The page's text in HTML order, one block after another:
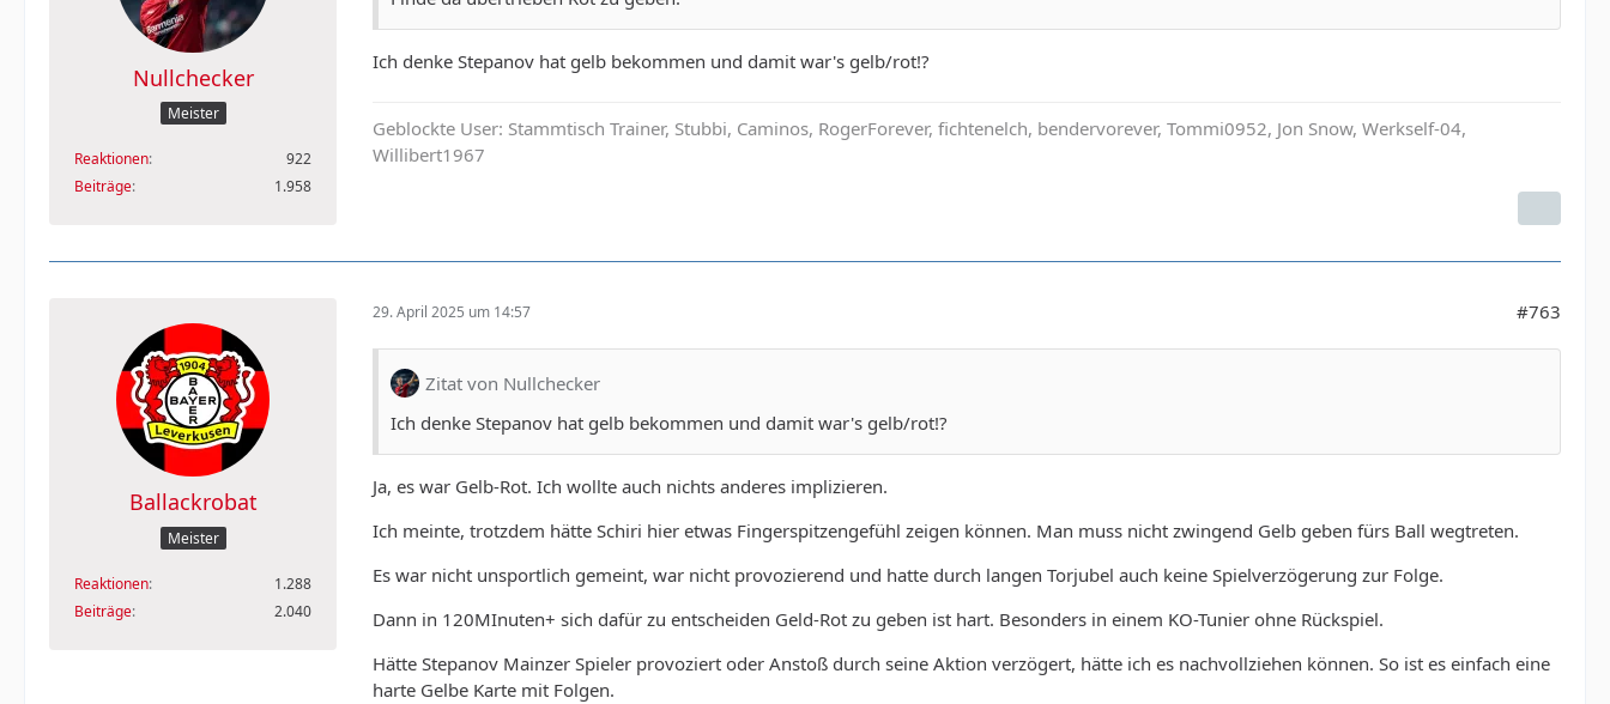
Nullchecker
Meister
Reaktionen
922
Beiträge
1.958
Ich denke Stepanov hat gelb bekommen und damit war's gelb/rot!?
Geblockte User: Stammtisch Trainer, Stubbi, Caminos, RogerForever, fichtenelch, bendervorever, Tommi0952, Jon Snow, Werkself-04,
Willibert1967
Ballackrobat
Meister
Reaktionen
1.288
Beiträge
2.040
29. April 2025 um 14:57 #763
Zitat von Nullchecker
Ich denke Stepanov hat gelb bekommen und damit war's gelb/rot!?
Ja, es war Gelb-Rot. Ich wollte auch nichts anderes implizieren.
Ich meinte, trotzdem hätte Schiri hier etwas Fingerspitzengefühl zeigen können. Man muss nicht zwingend Gelb geben fürs Ball wegtreten.
Es war nicht unsportlich gemeint, war nicht provozierend und hatte durch langen Torjubel auch keine Spielverzögerung zur Folge.
Dann in 120MInuten+ sich dafür zu entscheiden Geld-Rot zu geben ist hart. Besonders in einem KO-Tunier ohne Rückspiel.
Hätte Stepanov Mainzer Spieler provoziert oder Anstoß durch seine Aktion verzögert, hätte ich es nachvollziehen können. So ist es einfach eine
harte Gelbe Karte mit Folgen.